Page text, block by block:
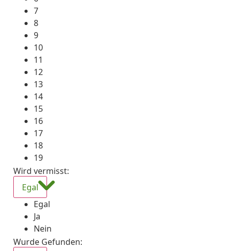
7
8
9
10
11
12
13
14
15
16
17
18
19
Wird vermisst:
Egal
Egal
Ja
Nein
Wurde Gefunden: